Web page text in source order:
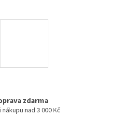
zdarma
nákupu nad 3 000 Kč